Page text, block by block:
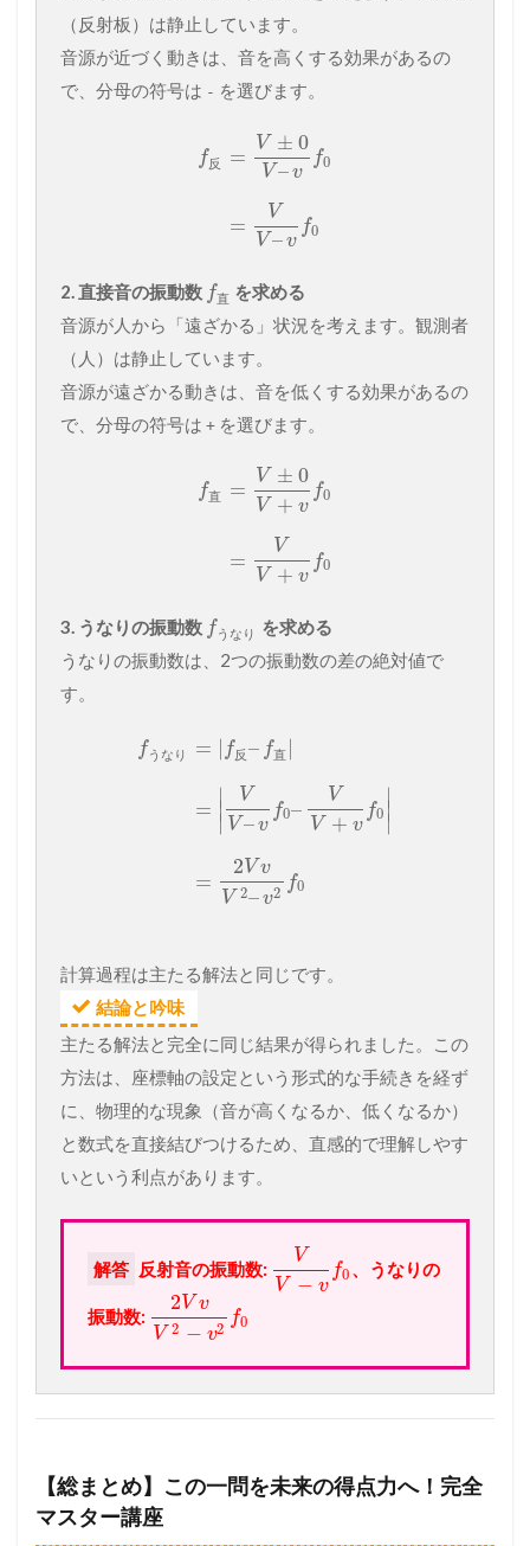
（反射板）は静止しています。
音源が近づく動きは、音を高くする効果があるの
で、分母の符号は - を選びます。
f反 =
V ± 0
V–v
f0
=
V
V–v
f0
2. 直接音の振動数 f直 を求める
音源が人から「遠ざかる」状況を考えます。観測者
（人）は静止しています。
音源が遠ざかる動きは、音を低くする効果があるの
で、分母の符号は + を選びます。
f直 =
V ± 0
V + v
f0
=
V
V + v
f0
3. うなりの振動数 fう な り
を求める
うなりの振動数は、2つの振動数の差の絶対値で
す。
fうな り = | f反 – f直 |
=
∣
∣
∣
V
V–v
f0–
V
V + v
f0
∣
∣
∣
=
2V v
V 2–v2
f0
計算過程は主たる解法と同じです。
結論と吟味
主たる解法と完全に同じ結果が得られました。この
方法は、座標軸の設定という形式的な手続きを経ず
に、物理的な現象（音が高くなるか、低くなるか）
と数式を直接結びつけるため、直感的で理解しやす
いという利点があります。
解答 反射音の振動数:
V
V − v
f0 、うなりの
振動数:
2V v
V 2 − v2
f0
【総まとめ】この一問を未来の得点力へ！完全
マスター講座